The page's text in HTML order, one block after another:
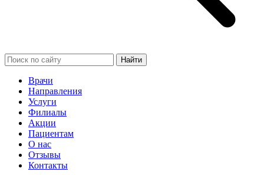
Найти
Врачи
Направления
Услуги
Филиалы
Акции
Пациентам
О нас
Отзывы
Контакты